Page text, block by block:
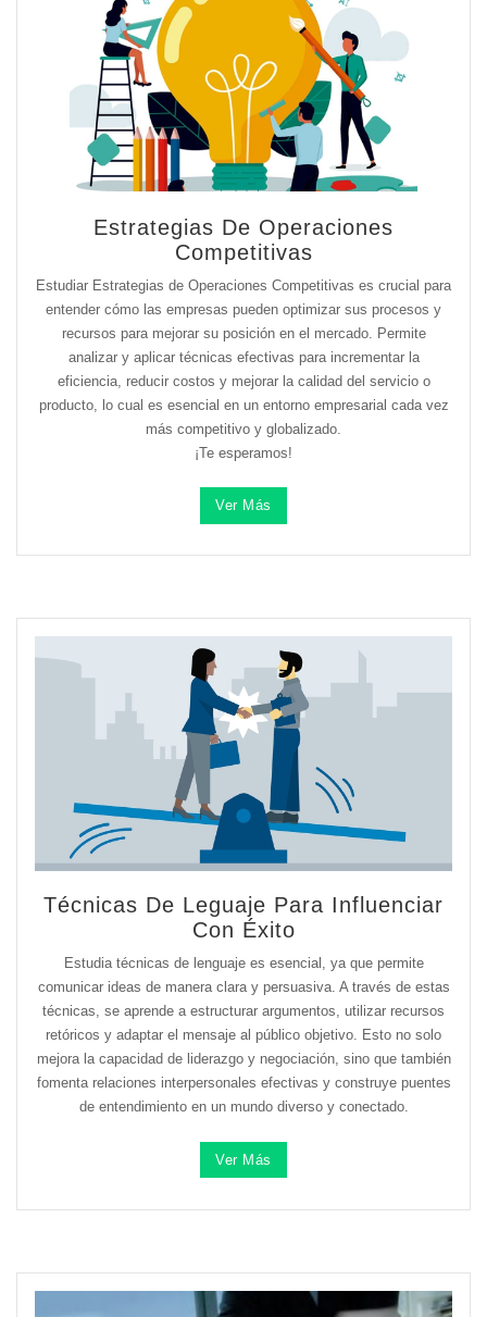
Estrategias De Operaciones
Competitivas
Estudiar Estrategias de Operaciones Competitivas es crucial para
entender cómo las empresas pueden optimizar sus procesos y
recursos para mejorar su posición en el mercado. Permite
analizar y aplicar técnicas efectivas para incrementar la
eficiencia, reducir costos y mejorar la calidad del servicio o
producto, lo cual es esencial en un entorno empresarial cada vez
más competitivo y globalizado.
¡Te esperamos!
Ver Más
Técnicas De Leguaje Para Influenciar
Con Éxito
Estudia técnicas de lenguaje es esencial, ya que permite
comunicar ideas de manera clara y persuasiva. A través de estas
técnicas, se aprende a estructurar argumentos, utilizar recursos
retóricos y adaptar el mensaje al público objetivo. Esto no solo
mejora la capacidad de liderazgo y negociación, sino que también
fomenta relaciones interpersonales efectivas y construye puentes
de entendimiento en un mundo diverso y conectado.
Ver Más